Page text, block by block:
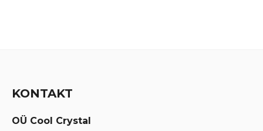
KONTAKT
OÜ Cool Crystal